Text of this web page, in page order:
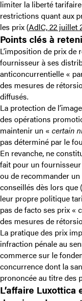
limiter la liberté
restrictions quant aux
les prix (AdlC, 22 juillet
Points clés à
L’imposition de prix de
fournisseur à ses
anticoncurrentielle «
des mesures de
diffusés.
La protection de
des opérations
maintenir un « certain
pas déterminé par le
En revanche, ne
fait pour un
ou de recommander
conseillés dès lors
leur propre politique
pas de facto ses prix «
des mesures de
La pratique des prix
infraction pénale au
commerce sur le
concurrence dont la
prononcée au titre des
L’affaire Luxottica